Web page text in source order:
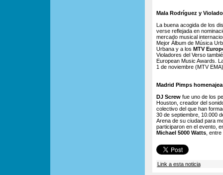
Mala Rodríguez y
La buena acogida de los
verse reflejada en
mercado musical
Mejor Álbum de Música
Urbana y a los MTV
Violadores del Verso
European Music Awards.
1 de noviembre (MTV
Madrid Pimps
DJ Screwfue uno de los
Houston, creador del
colectivo del que han
30 de septiembre, 10.000
Arena de su ciudad para
participaron en el evento,
Michael 5000 Watts, entre
Link a esta noticia